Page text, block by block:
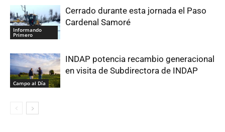
Informando
Primero
Cerrado durante esta jornada el Paso
Cardenal Samoré
Campo al Día
INDAP potencia recambio generacional
en visita de Subdirectora de INDAP